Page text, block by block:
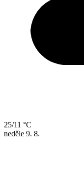
25/11 °C
neděle 9. 8.